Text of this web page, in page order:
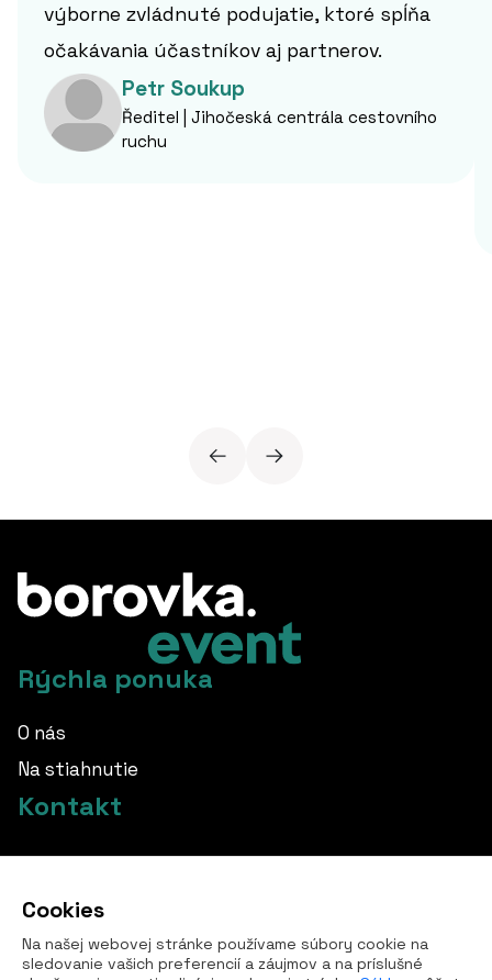
výborne zvládnuté podujatie, ktoré spĺňa
očakávania účastníkov aj partnerov.
Petr Soukup
Ředitel | Jihočeská centrála cestovního
ruchu
Rýchla ponuka
O nás
Na stiahnutie
Kontakt
+420 724 760 650
Všetky kontakty
Cookies
Na našej webovej stránke používame súbory cookie na
sledovanie vašich preferencií a záujmov a na príslušné